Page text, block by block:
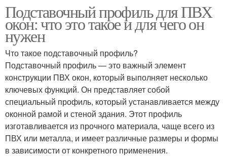
Подставочный профиль для ПВХ
окон: что это такое и для чего он
нужен
Что такое подставочный профиль?
Подставочный профиль — это важный элемент
конструкции ПВХ окон, который выполняет несколько
ключевых функций. Он представляет собой
специальный профиль, который устанавливается между
оконной рамой и стеной здания. Этот профиль
изготавливается из прочного материала, чаще всего из
ПВХ или металла, и имеет различные размеры и формы
в зависимости от конкретного применения.